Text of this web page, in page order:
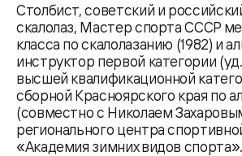
Столбист, советский и
скалолаз, Мастер спорта СССР
класса по скалолазанию (1982) и
инструктор первой категории
высшей квалификационной
сборной Красноярского края по
(совместно с Николаем
регионального центра
«Академия зимних видов спорта».